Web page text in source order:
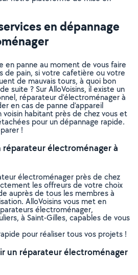
en dépannage
en panne au moment de vous faire
de pain, si votre cafetière ou votre
de mauvais tours, à quoi bon
suite ? Sur AlloVoisins, il existe un
réparateur d’électroménager à
en cas de panne d’appareil
voisin habitant près de chez vous et
pour un dépannage rapide.
!
électroménager à
électroménager près de chez
les offreurs de votre choix
auprès de tous les membres à
AlloVoisins vous met en
électroménager,
à Saint-Gilles, capables de vous
pour réaliser tous vos projets !
un réparateur électroménager